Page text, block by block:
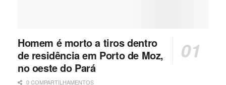
Homem é morto a tiros dentro
de residência em Porto de Moz,
no oeste do Pará
0 COMPARTILHAMENTOS